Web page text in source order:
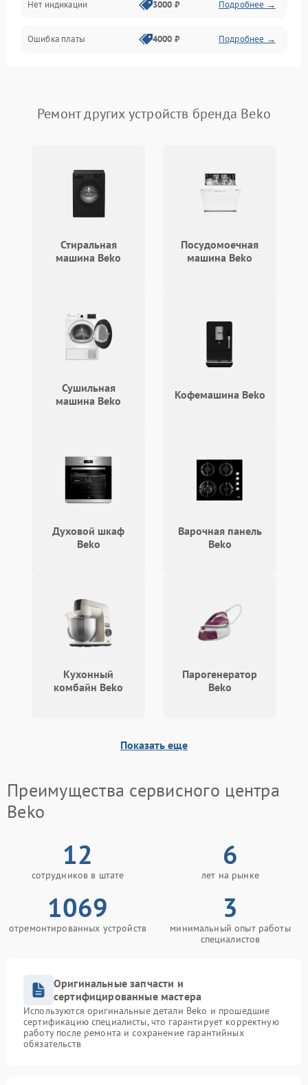
Нет индикации 3000 ₽ Подробнее →
Ошибка платы 4000 ₽ Подробнее →
Ремонт других устройств бренда Beko
Стиральная
машина Beko
Посудомоечная
машина Beko
Сушильная
машина Beko
Кофемашина Beko
Духовой шкаф
Beko
Варочная панель
Beko
Кухонный
комбайн Beko
Парогенератор
Beko
Показать еще
Преимущества сервисного центра
Beko
12
сотрудников в штате
6
лет на рынке
1069
отремонтированных устройств
3
минимальный опыт работы
специалистов
Оригинальные запчасти и
сертифицированные мастера
Используются оригинальные детали Beko и прошедшие
сертификацию специалисты, что гарантирует корректную
работу после ремонта и сохранение гарантийных
обязательств